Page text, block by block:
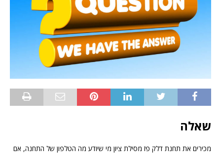
שאלה
מכירים את תחנת דלק פז מסילת ציון מי שיודע מה הטלפון של התחנה, אם